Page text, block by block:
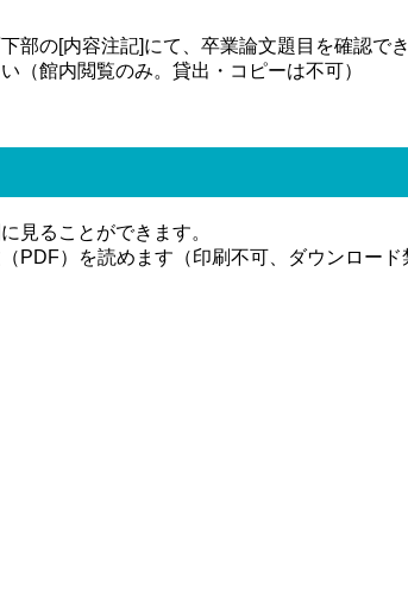
の[内容注記]にて、卒業論文題目を確認でき
（館内閲覧のみ。貸出・コピーは不可）
見ることができます。
PDF）を読めます（印刷不可、ダウンロー